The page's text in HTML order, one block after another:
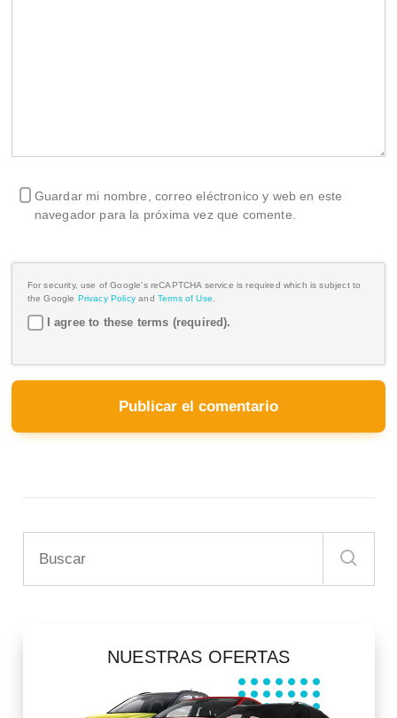
Guardar mi nombre, correo eléctronico y web en este
navegador para la próxima vez que comente.
For security, use of Google's reCAPTCHA service is required which is subject to
the Google Privacy Policy and Terms of Use.
I agree to these terms (required).
NUESTRAS OFERTAS